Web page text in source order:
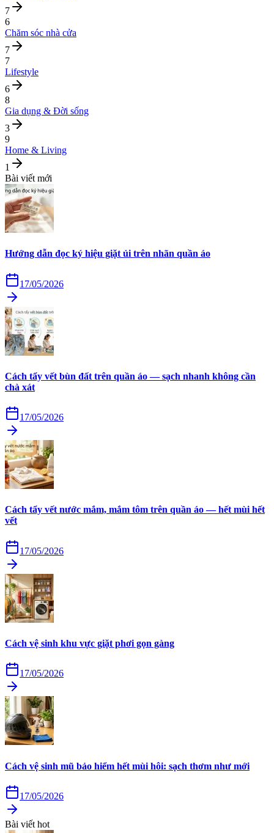
7
6
Chăm sóc nhà cửa
7
7
Lifestyle
6
8
Gia dụng & Đời sống
3
9
Home & Living
1
Bài viết mới
Hướng dẫn đọc ký hiệu giặt ủi trên nhãn quần áo
17/05/2026
Cách tẩy vết bùn đất trên quần áo — sạch nhanh không cần
chà xát
17/05/2026
Cách tẩy vết nước mắm, mắm tôm trên quần áo — hết mùi hết
vết
17/05/2026
Cách vệ sinh khu vực giặt phơi gọn gàng
17/05/2026
Cách vệ sinh mũ bảo hiểm hết mùi hôi: sạch thơm như mới
17/05/2026
Bài viết hot